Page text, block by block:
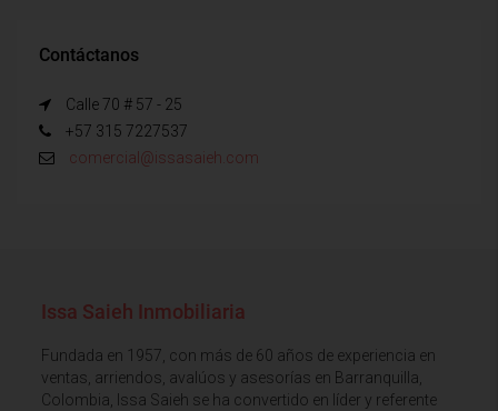
Contáctanos
Calle 70 # 57 - 25
+57 315 7227537
comercial@issasaieh.com
Issa Saieh Inmobiliaria
Fundada en 1957, con más de 60 años de experiencia en
ventas, arriendos, avalúos y asesorías en Barranquilla,
Colombia, Issa Saieh se ha convertido en líder y referente